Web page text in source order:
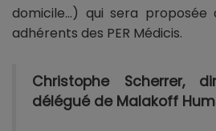
domicile…) qui sera proposée
adhérents des PER Médicis.
Christophe Scherrer,
délégué de Malakoff